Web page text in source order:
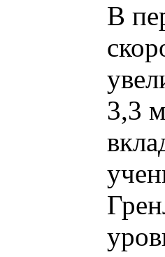
В
3,3